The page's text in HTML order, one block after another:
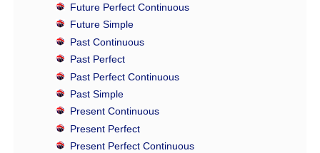
Future Perfect Continuous
Future Simple
Past Continuous
Past Perfect
Past Perfect Continuous
Past Simple
Present Continuous
Present Perfect
Present Perfect Continuous